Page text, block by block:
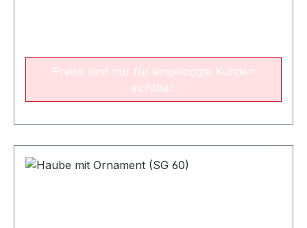
Preise sind nur für eingeloggte Kunden
sichtbar.